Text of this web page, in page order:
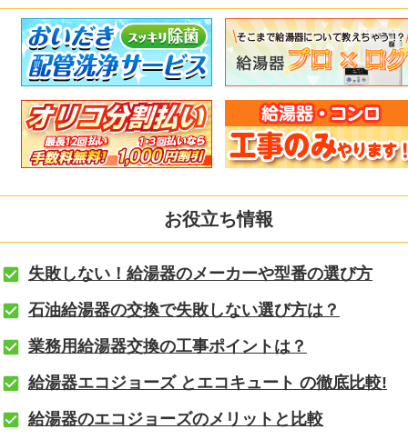
お役立ち情報
失敗しない！給湯器のメーカーや型番の選び方
石油給湯器の交換で失敗しない選び方は？
業務用給湯器交換の工事ポイントは？
給湯器エコジョーズ とエコキュート の徹底比較!
給湯器のエコジョーズのメリットと比較